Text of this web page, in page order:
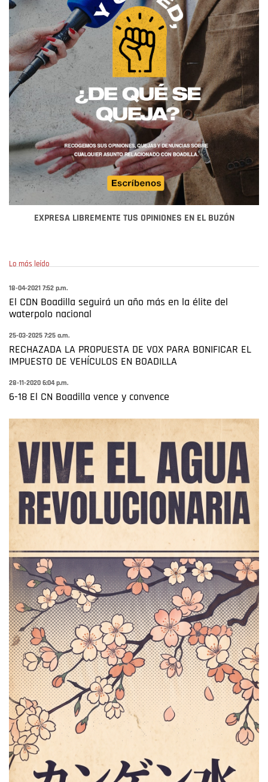
EXPRESA LIBREMENTE TUS OPINIONES EN EL BUZÓN
Lo más leído
18-04-2021 7:52 p.m.
El CDN Boadilla seguirá un año más en la élite del
waterpolo nacional
25-03-2025 7:25 a.m.
RECHAZADA LA PROPUESTA DE VOX PARA BONIFICAR EL
IMPUESTO DE VEHÍCULOS EN BOADILLA
28-11-2020 6:04 p.m.
6-18 El CN Boadilla vence y convence